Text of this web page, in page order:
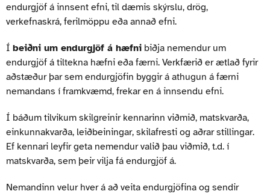
endurgjöf á innsent efni, til dæmis skýrslu, drög,
verkefnaskrá, ferilmöppu eða annað efni.
Í beiðni um endurgjöf á hæfni biðja nemendur um
endurgjöf á tiltekna hæfni eða færni. Verkfærið er ætlað fyrir
aðstæður þar sem endurgjöfin byggir á athugun á færni
nemandans í framkvæmd, frekar en á innsendu efni.
Í báðum tilvikum skilgreinir kennarinn viðmið, matskvarða,
einkunnakvarða, leiðbeiningar, skilafresti og aðrar stillingar.
Ef kennari leyfir geta nemendur valið þau viðmið, t.d. í
matskvarða, sem þeir vilja fá endurgjöf á.
Nemandinn velur hver á að veita endurgjöfina og sendir